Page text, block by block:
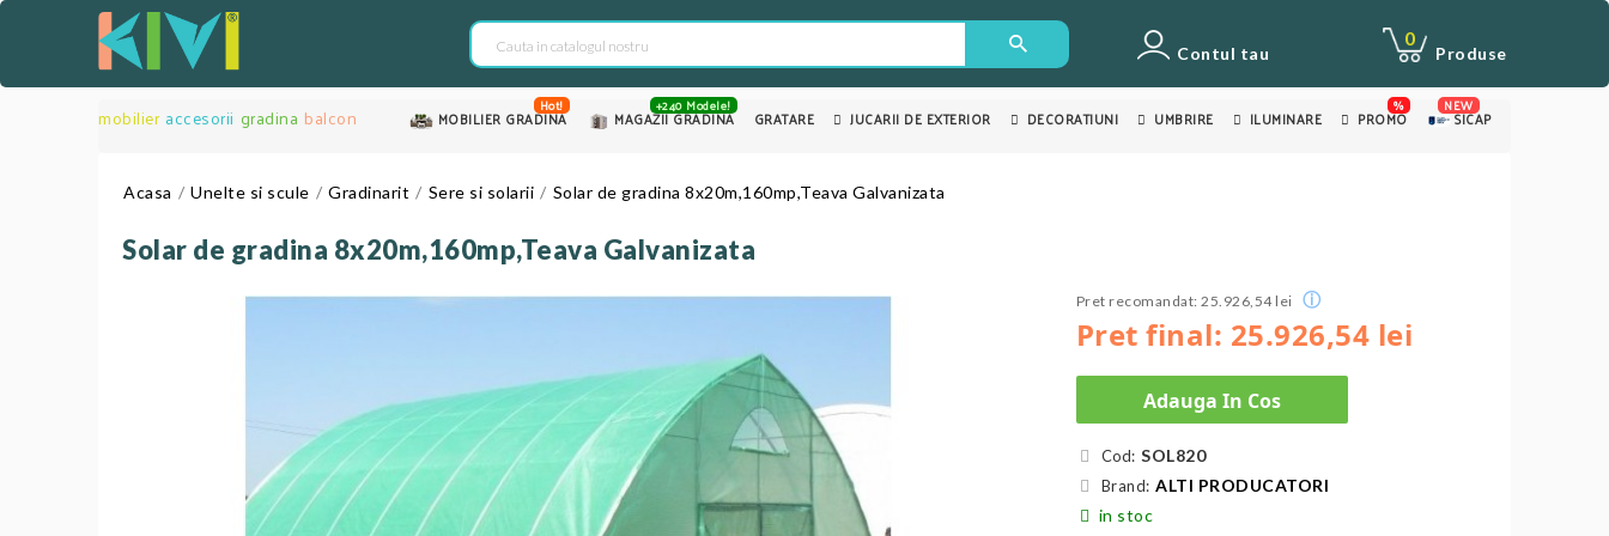
Contul tau Produse
0
mobilier accesorii gradina balcon MOBILIER GRADINA
Hot!
MAGAZII GRADINA
+240 Modele!
GRATARE JUCARII DE EXTERIOR DECORATIUNI UMBRIRE ILUMINARE PROMO
%
SICAP
NEW
Acasa Unelte si scule Gradinarit Sere si solarii Solar de gradina 8x20m,160mp,Teava Galvanizata
Solar de gradina 8x20m,160mp,Teava Galvanizata
Pret final: 25.926,54 lei
Pret recomandat: 25.926,54 lei ⓘ
Adauga In Cos
Cod: SOL820
Brand: ALTI PRODUCATORI
in stoc